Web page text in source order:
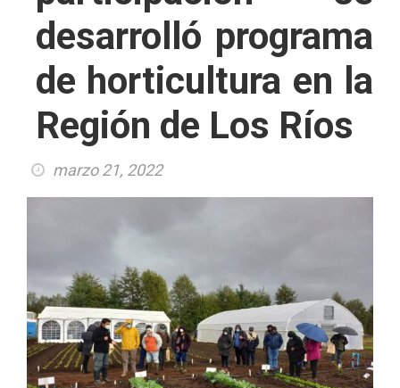
desarrolló programa
de horticultura en la
Región de Los Ríos
marzo 21, 2022